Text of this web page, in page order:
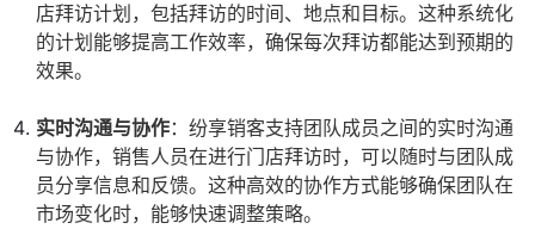
店拜访计划，包括拜访的时间、地点和目标。这种系统化
的计划能够提高工作效率，确保每次拜访都能达到预期的
效果。
实时沟通与协作：纷享销客支持团队成员之间的实时沟通
与协作，销售人员在进行门店拜访时，可以随时与团队成
员分享信息和反馈。这种高效的协作方式能够确保团队在
市场变化时，能够快速调整策略。